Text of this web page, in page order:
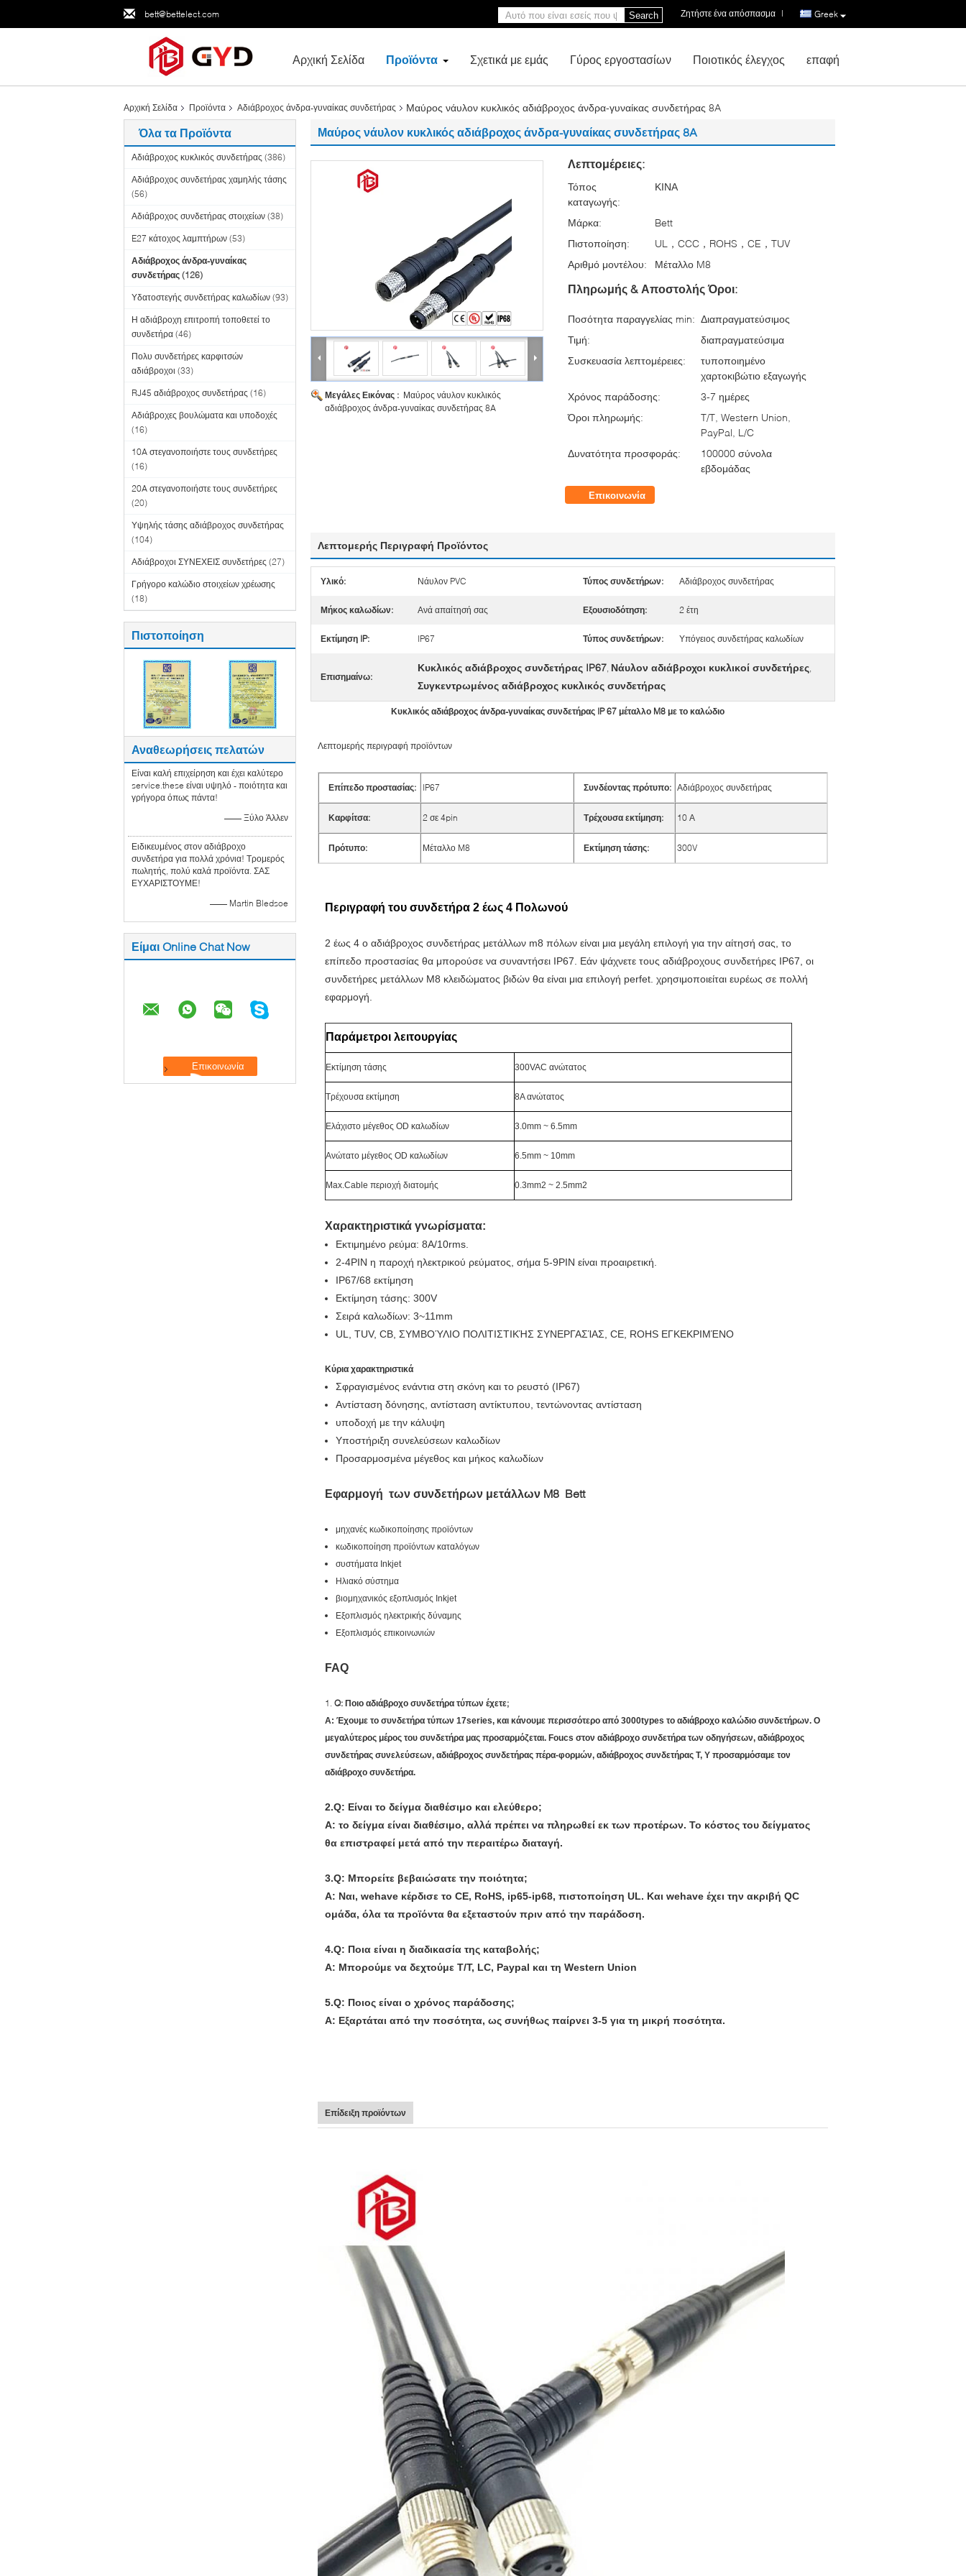
bett@bettelect.com Greek
Ζητήστε ένα απόσπασμα |
Search
Αρχική Σελίδα Προϊόντα Σχετικά με εμάς Γύρος εργοστασίων Ποιοτικός έλεγχος επαφή
Αρχική Σελίδα Προϊόντα Αδιάβροχος άνδρα-γυναίκας συνδετήρας Μαύρος νάυλον κυκλικός αδιάβροχος άνδρα-γυναίκας συνδετήρας 8A
Όλα τα Προϊόντα
Αδιάβροχος κυκλικός συνδετήρας (386)
Αδιάβροχος συνδετήρας χαμηλής τάσης
(56)
Αδιάβροχος συνδετήρας στοιχείων (38)
E27 κάτοχος λαμπτήρων (53)
Αδιάβροχος άνδρα-γυναίκας
συνδετήρας (126)
Υδατοστεγής συνδετήρας καλωδίων (93)
Η αδιάβροχη επιτροπή τοποθετεί το
συνδετήρα (46)
Πολυ συνδετήρες καρφιτσών
αδιάβροχοι (33)
RJ45 αδιάβροχος συνδετήρας (16)
Αδιάβροχες βουλώματα και υποδοχές
(16)
10A στεγανοποιήστε τους συνδετήρες
(16)
20A στεγανοποιήστε τους συνδετήρες
(20)
Υψηλής τάσης αδιάβροχος συνδετήρας
(104)
Αδιάβροχοι ΣΥΝΕΧΕΙΣ συνδετήρες (27)
Γρήγορο καλώδιο στοιχείων χρέωσης
(18)
Πιστοποίηση
Αναθεωρήσεις πελατών
Είναι καλή επιχείρηση και έχει καλύτερο
service.these είναι υψηλό - ποιότητα και
γρήγορα όπως πάντα!
—— Ξύλο Άλλεν
Ειδικευμένος στον αδιάβροχο
συνδετήρα για πολλά χρόνια! Τρομερός
πωλητής, πολύ καλά προϊόντα. ΣΑΣ
ΕΥΧΑΡΙΣΤΟΥΜΕ!
—— Martin Bledsoe
Είμαι Online Chat Now
Μαύρος νάυλον κυκλικός αδιάβροχος άνδρα-γυναίκας συνδετήρας 8A
Μεγάλες Εικόνας : Μαύρος νάυλον κυκλικός
αδιάβροχος άνδρα-γυναίκας συνδετήρας 8A
Λεπτομέρειες:
Τόπος
καταγωγής:
ΚΙΝΑ
Μάρκα:
Bett
Πιστοποίηση:
UL，CCC，ROHS，CE，TUV
Αριθμό μοντέλου:
Μέταλλο M8
Πληρωμής & Αποστολής Όροι:
Ποσότητα παραγγελίας min: Διαπραγματεύσιμος
Τιμή:
διαπραγματεύσιμα
Συσκευασία λεπτομέρειες:
τυποποιημένο
χαρτοκιβώτιο εξαγωγής
Χρόνος παράδοσης:
3-7 ημέρες
Όροι πληρωμής:
T/T, Western Union,
PayPal, L/C
Δυνατότητα προσφοράς:
100000 σύνολα
εβδομάδας
Επικοινωνία
Λεπτομερής Περιγραφή Προϊόντος
Υλικό: Νάυλον PVC Τύπος συνδετήρων: Αδιάβροχος συνδετήρας
Μήκος καλωδίων: Ανά απαίτησή σας Εξουσιοδότηση: 2 έτη
Εκτίμηση IP: IP67 Τύπος συνδετήρων: Υπόγειος συνδετήρας καλωδίων
Επισημαίνω:
Κυκλικός αδιάβροχος συνδετήρας IP67 Νάυλον αδιάβροχοι κυκλικοί συνδετήρες
Συγκεντρωμένος αδιάβροχος κυκλικός συνδετήρας
Κυκλικός αδιάβροχος άνδρα-γυναίκας συνδετήρας IP 67 μέταλλο M8 με το καλώδιο
Λεπτομερής περιγραφή προϊόντων
Επίπεδο προστασίας: IP67 Συνδέοντας πρότυπο: Αδιάβροχος συνδετήρας
Καρφίτσα: 2 σε 4pin Τρέχουσα εκτίμηση: 10 Α
Πρότυπο: Μέταλλο M8 Εκτίμηση τάσης: 300V
Περιγραφή του συνδετήρα 2 έως 4 Πολωνού
2 έως 4 ο αδιάβροχος συνδετήρας μετάλλων m8 πόλων είναι μια μεγάλη επιλογή για την αίτησή σας, το
επίπεδο προστασίας θα μπορούσε να συναντήσει IP67. Εάν ψάχνετε τους αδιάβροχους συνδετήρες IP67, οι
συνδετήρες μετάλλων M8 κλειδώματος βιδών θα είναι μια επιλογή perfet. χρησιμοποιείται ευρέως σε πολλή
εφαρμογή.
Παράμετροι λειτουργίας
Εκτίμηση τάσης 300VAC ανώτατος
Τρέχουσα εκτίμηση 8A ανώτατος
Ελάχιστο μέγεθος OD καλωδίων 3.0mm ~ 6.5mm
Ανώτατο μέγεθος OD καλωδίων 6.5mm ~ 10mm
Max.Cable περιοχή διατομής 0.3mm2 ~ 2.5mm2
Χαρακτηριστικά γνωρίσματα:
Εκτιμημένο ρεύμα: 8A/10rms.
2-4PIN η παροχή ηλεκτρικού ρεύματος, σήμα 5-9PIN είναι προαιρετική.
IP67/68 εκτίμηση
Εκτίμηση τάσης: 300V
Σειρά καλωδίων: 3~11mm
UL, TUV, CB, ΣΥΜΒΟΎΛΙΟ ΠΟΛΙΤΙΣΤΙΚΉΣ ΣΥΝΕΡΓΑΣΊΑΣ, CE, ROHS ΕΓΚΕΚΡΙΜΈΝΟ
Κύρια χαρακτηριστικά
Σφραγισμένος ενάντια στη σκόνη και το ρευστό (IP67)
Αντίσταση δόνησης, αντίσταση αντίκτυπου, τεντώνοντας αντίσταση
υποδοχή με την κάλυψη
Υποστήριξη συνελεύσεων καλωδίων
Προσαρμοσμένα μέγεθος και μήκος καλωδίων
Εφαρμογή των συνδετήρων μετάλλων M8 Bett
μηχανές κωδικοποίησης προϊόντων
κωδικοποίηση προϊόντων καταλόγων
συστήματα Inkjet
Ηλιακό σύστημα
βιομηχανικός εξοπλισμός Inkjet
Εξοπλισμός ηλεκτρικής δύναμης
Εξοπλισμός επικοινωνιών
FAQ
1. Q: Ποιο αδιάβροχο συνδετήρα τύπων έχετε;
Α: Έχουμε το συνδετήρα τύπων 17series, και κάνουμε περισσότερο από 3000types το αδιάβροχο καλώδιο συνδετήρων. Ο
μεγαλύτερος μέρος του συνδετήρα μας προσαρμόζεται. Foucs στον αδιάβροχο συνδετήρα των οδηγήσεων, αδιάβροχος
συνδετήρας συνελεύσεων, αδιάβροχος συνδετήρας πέρα-φορμών, αδιάβροχος συνδετήρας Τ, Υ προσαρμόσαμε τον
αδιάβροχο συνδετήρα.
2.Q: Είναι το δείγμα διαθέσιμο και ελεύθερο;
Α: το δείγμα είναι διαθέσιμο, αλλά πρέπει να πληρωθεί εκ των προτέρων. Το κόστος του δείγματος
θα επιστραφεί μετά από την περαιτέρω διαταγή.
3.Q: Μπορείτε βεβαιώσατε την ποιότητα;
Α: Ναι, wehave κέρδισε το CE, RoHS, ip65-ip68, πιστοποίηση UL. Και wehave έχει την ακριβή QC
ομάδα, όλα τα προϊόντα θα εξεταστούν πριν από την παράδοση.
4.Q: Ποια είναι η διαδικασία της καταβολής;
Α: Μπορούμε να δεχτούμε T/T, LC, Paypal και τη Western Union
5.Q: Ποιος είναι ο χρόνος παράδοσης;
Α: Εξαρτάται από την ποσότητα, ως συνήθως παίρνει 3-5 για τη μικρή ποσότητα.
Επίδειξη προϊόντων